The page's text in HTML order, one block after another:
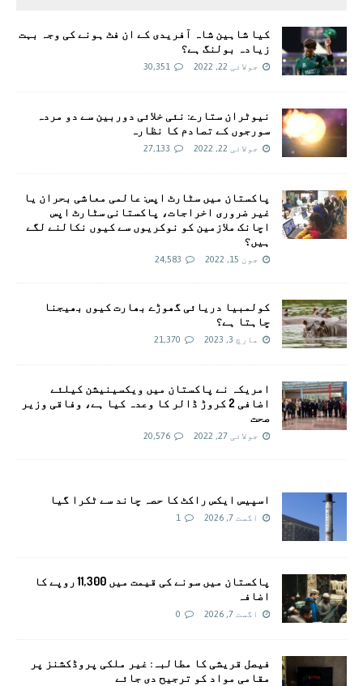
کیا شاہین شاہ آفریدی کے ان فٹ ہونے کی وجہ بہت
زیادہ بولنگ ہے؟
جولائی 22, 2022 30,351
نیوٹران ستارے: نئی خلائی دوربین سے دو مردہ
سورجوں کے تصادم کا نظارہ
جولائی 22, 2022 27,133
پاکستان میں سٹارٹ اپس: عالمی معاشی بحران یا
غیر ضروری اخراجات، پاکستانی سٹارٹ اپس
اچانک ملازمین کو نوکریوں سے کیوں نکالنے لگے
ہیں؟
جون 15, 2022 24,583
کولمبیا دریائی گھوڑے بھارت کیوں بھیجنا
چاہتا ہے؟
مارچ 3, 2023 21,370
امريکہ نے پاکستان میں ویکسینیشن کیلئے
اضافی 2 کروڑ ڈالر کا وعدہ کیا ہے، وفاقی وزیر
صحت
جولائی 27, 2022 20,576
اسپیس ایکس راکٹ کا حصہ چاند سے ٹکرا گیا
اگست 7, 2026 1
پاکستان میں سونے کی قیمت میں 11,300 روپے کا
اضافہ
اگست 7, 2026 0
فیصل قریشی کا مطالبہ: غیر ملکی پروڈکشنز پر
مقامی مواد کو ترجیح دی جائے